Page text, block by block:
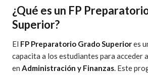
¿Qué es un FP
Superior?
El FP Preparatorio Grado Superiores
capacita a los estudiantes para acceder
en Administración y Finanzas. Este